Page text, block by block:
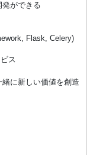
ができる
Flask, Celery)
ス
に新しい価値を創造